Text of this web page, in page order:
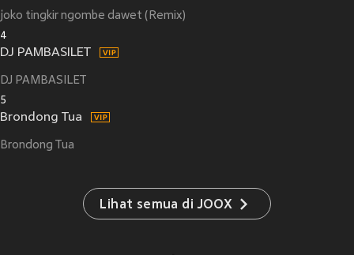
joko tingkir ngombe dawet (Remix)
4
DJ PAMBASILET
DJ PAMBASILET
5
Brondong Tua
Brondong Tua
Lihat semua di JOOX